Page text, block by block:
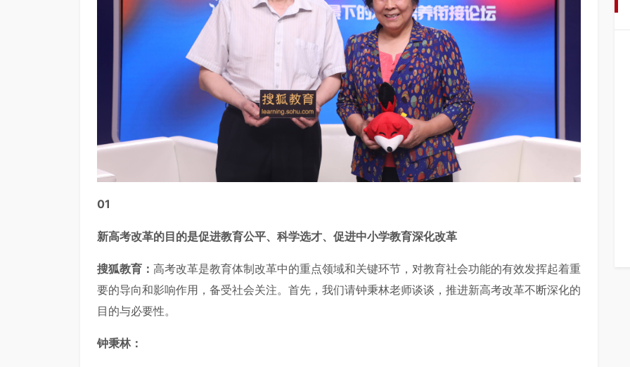
01
新高考改革的目的是促进教育公平、科学选才、促进中小学教育深化改革
搜狐教育： 高考改革是教育体制改革中的重点领域和关键环节，对教育社会功能的有效发挥起着重
要的导向和影响作用，备受社会关注。首先，我们请钟秉林老师谈谈，推进新高考改革不断深化的
目的与必要性。
钟秉林：